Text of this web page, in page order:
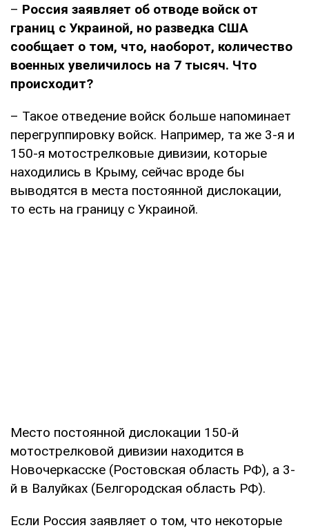
– Россия заявляет об отводе войск от
границ с Украиной, но разведка США
сообщает о том, что, наоборот, количество
военных увеличилось на 7 тысяч. Что
происходит?
– Такое отведение войск больше напоминает
перегруппировку войск. Например, та же 3-я и
150-я мотострелковые дивизии, которые
находились в Крыму, сейчас вроде бы
выводятся в места постоянной дислокации,
то есть на границу с Украиной.
Место постоянной дислокации 150-й
мотострелковой дивизии находится в
Новочеркасске (Ростовская область РФ), а 3-
й в Валуйках (Белгородская область РФ).
Если Россия заявляет о том, что некоторые